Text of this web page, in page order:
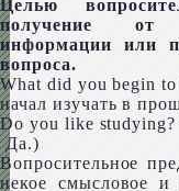
Целью
получение от
информации или
вопроса.
What did you begin
начал изучать в
Do you like study­ing?
Да.)
Вопросительное
некое смысловое и